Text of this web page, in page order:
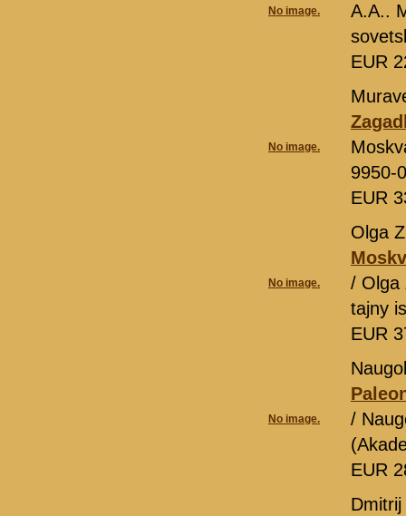
No image.
A.A..
EUR
No image.
9950-
EUR
No image.
Olga
/ Olga
tajny
EUR
No image.
/
EUR